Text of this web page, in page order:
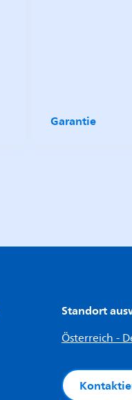
Garantie
Standort
Österreich -